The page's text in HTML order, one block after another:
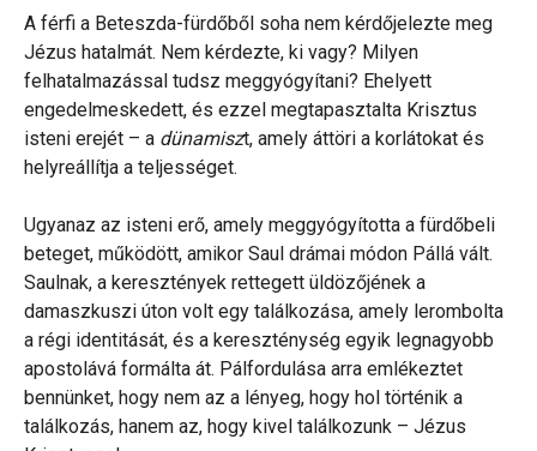
A férfi a Beteszda-fürdőből soha nem kérdőjelezte meg
Jézus hatalmát. Nem kérdezte, ki vagy? Milyen
felhatalmazással tudsz meggyógyítani? Ehelyett
engedelmeskedett, és ezzel megtapasztalta Krisztus
isteni erejét – a dünamiszt, amely áttöri a korlátokat és
helyreállítja a teljességet.
Ugyanaz az isteni erő, amely meggyógyította a fürdőbeli
beteget, működött, amikor Saul drámai módon Pállá vált.
Saulnak, a keresztények rettegett üldözőjének a
damaszkuszi úton volt egy találkozása, amely lerombolta
a régi identitását, és a kereszténység egyik legnagyobb
apostolává formálta át. Pálfordulása arra emlékeztet
bennünket, hogy nem az a lényeg, hogy hol történik a
találkozás, hanem az, hogy kivel találkozunk – Jézus